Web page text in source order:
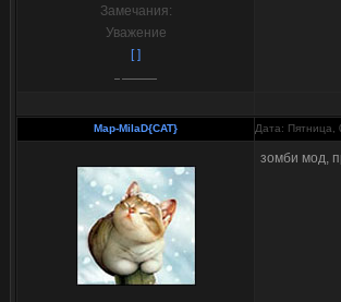
Замечания:
Уважение
[ ]
Мар-MilaD{CAT} Дата:
зомби мод,